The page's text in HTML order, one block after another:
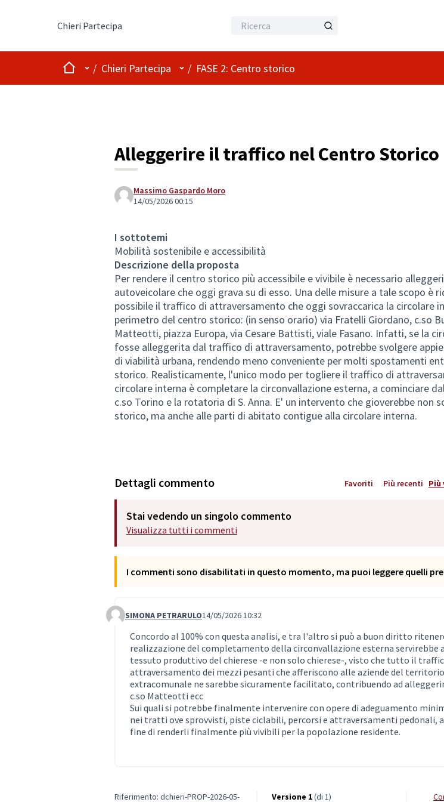
Chieri Partecipa
HomeMenù principale
/ Chieri Partecipa Menù utente
/ FASE 2: Centro storico
Alleggerire il traffico nel Centro Storico
Massimo Gaspardo Moro
14/05/2026 00:15
I sottotemi
Mobilità sostenibile e accessibilità
Descrizione della proposta
Per rendere il centro storico più accessibile e vivibile è necessario
autoveicolare che oggi grava su di esso. Una delle misure a tale scopo è
possibile il traffico di attraversamento che oggi sovraccarica la circolare
perimetro del centro storico: (in senso orario) via Fratelli Giordano, c.so
Matteotti, piazza Europa, via Cesare Battisti, viale Fasano. Infatti, se la
fosse alleggerita dal traffico di attraversamento, potrebbe svolgere
di viabilità urbana, rendendo meno conveniente per molti spostamenti
storico. Realisticamente, l'unico modo per togliere il traffico di
circolare interna è completare la circonvallazione esterna, a cominciare
c.so Torino e la rotatoria di S. Anna. E' un intervento che gioverebbe non
storico, ma anche alle parti di abitato contigue alla circolare interna.
Dettagli commento Favoriti Più recenti Più
Stai vedendo un singolo commento
Visualizza tutti i commenti
I commenti sono disabilitati in questo momento, ma puoi leggere quelli
Commento 9
SIMONA PETRARULO14/05/2026 10:32
Concordo al 100% con questa analisi, e tra l'altro si può a buon diritto
realizzazione del completamento della circonvallazione esterna servirebbe
tessuto produttivo del chierese -e non solo chierese-, visto che tutto il
attraversamento dei mezzi pesanti che afferiscono alle aziende del
extracomunale ne sarebbe sicuramente facilitato, contribuendo ad
c.so Matteotti ecc
Sui quali si potrebbe finalmente intervenire con opere di adeguamento
nei tratti ove sprovvisti, piste ciclabili, percorsi e attraversamenti pedonali,
fine di renderli finalmente più vivibili per la popolazione residente.
Riferimento: dchieri-PROP-2026-05-
Versione 1(di 1)
Controlla l'impronta